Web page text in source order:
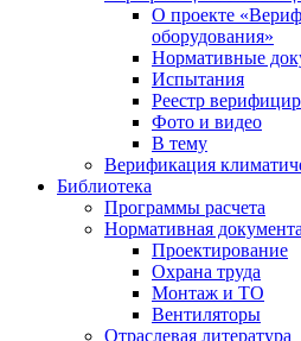
О проекте
оборудования»
Нормативные
Испытания
Реестр
Фото и видео
В тему
Верификация
Библиотека
Программы расчета
Нормативная
Проектирование
Охрана труда
Монтаж и ТО
Вентиляторы
Отраслевая литература